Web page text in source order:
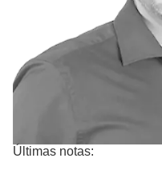
Últimas notas: